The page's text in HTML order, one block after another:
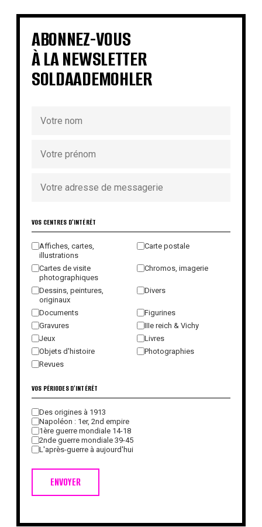
€ € €
€ € €
€ €
ABONNEZ-VOUS
À LA NEWSLETTER
SOLDAADEMOHLER
VOS CENTRES D'INTÉRÊT
Affiches, cartes,
illustrations
Carte postale
Cartes de visite
photographiques
Chromos, imagerie
Dessins, peintures,
originaux
Divers
Documents
Figurines
Gravures
IIIe reich & Vichy
Jeux
Livres
Objets d'histoire
Photographies
Revues
ENVOYER
VOS PÉRIODES D'INTÉRÊT
Des origines à 1913
Napoléon : 1er, 2nd empire
1ère guerre mondiale 14-18
2nde guerre mondiale 39-45
L'après-guerre à aujourd'hui